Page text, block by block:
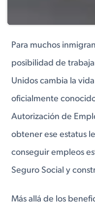
Para muchos
posibilidad de
Unidos cambia la
oficialmente
Autorización de
obtener ese estatus
conseguir empleos
Seguro Social y
Más allá de los